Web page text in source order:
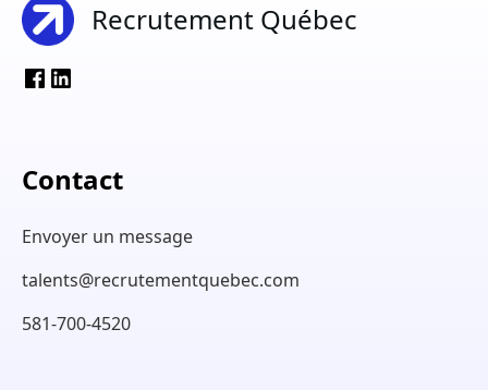
Recrutement Québec
Contact
Envoyer un message
talents@recrutementquebec.com
581-700-4520